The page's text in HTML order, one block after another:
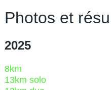
Photos et
2025
8km
13km solo